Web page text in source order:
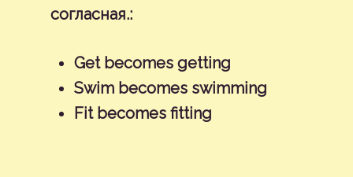
согласная.:
Get becomes getting
Swim becomes swimming
Fit becomes fitting